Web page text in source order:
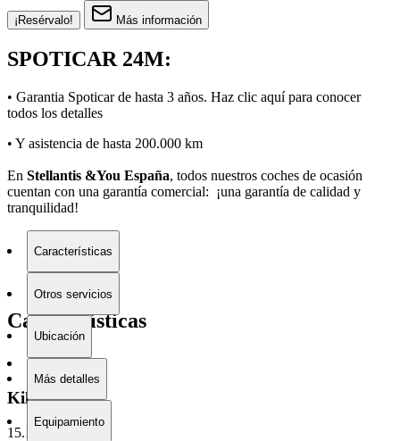
¡Resérvalo! Más información
SPOTICAR 24M:
• Garantia Spoticar de hasta 3 años. Haz clic aquípara conocer
todos los detalles
• Y asistencia de hasta 200.000 km
En Stellantis &You España, todos nuestros coches de ocasión
cuentan con una garantía comercial: ¡una garantía de calidad y
tranquilidad!
Características
Otros servicios
Ubicación
Más detalles
Equipamiento
Características
Kilometraje
15.105 km